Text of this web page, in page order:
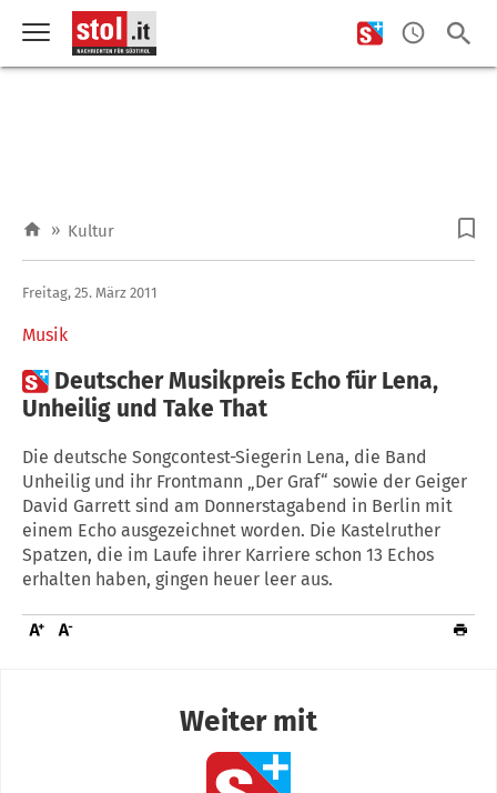
» Kultur
Musik
Freitag, 25. März 2011
 Deutscher Musikpreis Echo für Lena,
Unheilig und Take That
Die deutsche Songcontest-Siegerin Lena, die Band
Unheilig und ihr Frontmann „Der Graf“ sowie der Geiger
David Garrett sind am Donnerstagabend in Berlin mit
einem Echo ausgezeichnet worden. Die Kastelruther
Spatzen, die im Laufe ihrer Karriere schon 13 Echos
erhalten haben, gingen heuer leer aus.